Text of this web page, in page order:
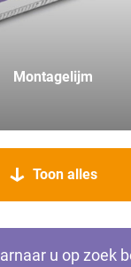
Montagelijm
Toon alles
u op zoek